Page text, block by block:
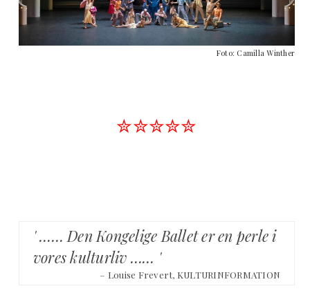
Foto: Camilla Winther
✮✮✮✮✮
' …… Den Kongelige Ballet er en perle i
vores kulturliv …… '
– Louise Frevert, KULTURINFORMATION